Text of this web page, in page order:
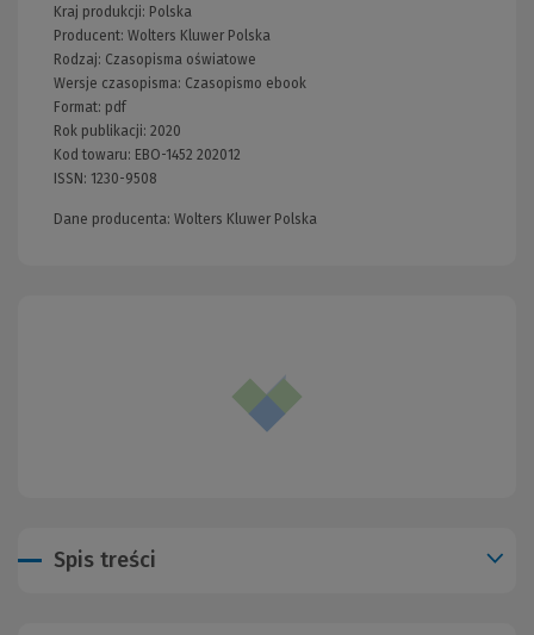
Kraj produkcji: Polska
Producent: Wolters Kluwer Polska
Rodzaj: Czasopisma oświatowe
Wersje czasopisma: Czasopismo ebook
Format: pdf
Rok publikacji: 2020
Kod towaru: EBO-1452 202012
ISSN: 1230-9508
Dane producenta: Wolters Kluwer Polska
Spis treści